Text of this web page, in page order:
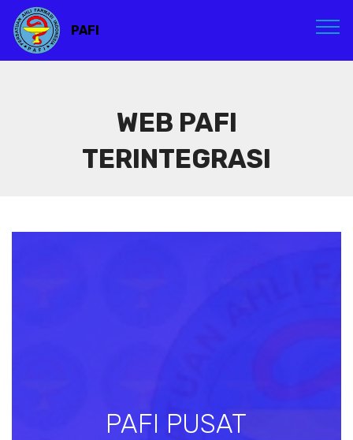
PAFI
WEB PAFI
TERINTEGRASI
PAFI PUSAT